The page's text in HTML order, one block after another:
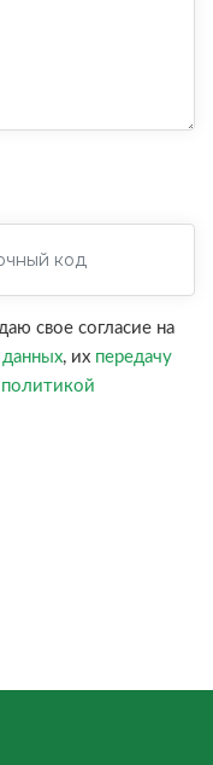
свое согласие на
данных, их передачу
политикой